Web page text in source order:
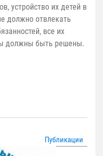
устройство их детей в
должно отвлекать
все их
должны быть решены.
Публикации